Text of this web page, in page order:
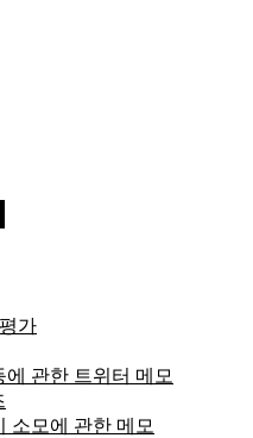
가
관한 트위터 메모
소모에 관한 메모